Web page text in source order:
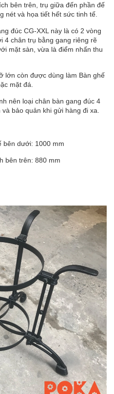
bên trên, trụ giữa đến phần đế
nét và họa tiết hết sức tinh tế.
đúc CG-XXL này là có 2 vòng
4 chân trụ bằng gang riêng rẽ
mặt sàn, vừa là điểm nhấn thu
lớn còn được dùng làm Bàn ghế
mặt đá.
nên loại chân bàn gang đúc 4
bảo quản khi gửi hàng đi xa.
bên dưới: 1000 mm
bên trên: 880 mm